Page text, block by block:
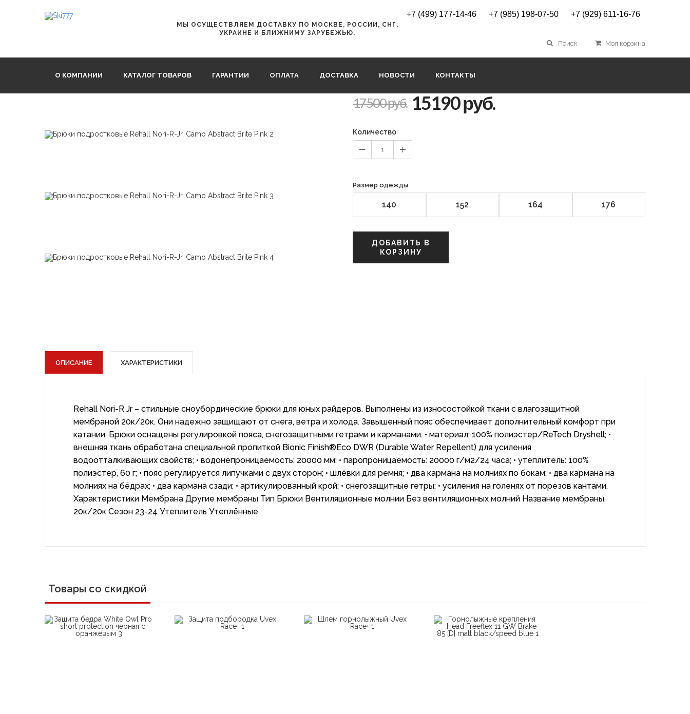
МЫ ОСУЩЕСТВЛЯЕМ ДОСТАВКУ ПО МОСКВЕ, РОССИИ, СНГ,
УКРАИНЕ И БЛИЖНИМУ ЗАРУБЕЖЬЮ.
+7 (499) 177-14-46 +7 (985) 198-07-50 +7 (929) 611-16-76
Поиск Моя корзина
О КОМПАНИИ КАТАЛОГ ТОВАРОВ ГАРАНТИИ ОПЛАТА ДОСТАВКА НОВОСТИ КОНТАКТЫ
Брюки подростковые Rehall Nori-R-Jr.
Camo Abstract Brite Pink
60468_9015
17500 руб. 15190 руб.
Количество
1
Размер одежды
140 152 164 176
ДОБАВИТЬ В
КОРЗИНУ
ОПИСАНИЕ ХАРАКТЕРИСТИКИ
Rehall Nori-R Jr – стильные сноубордические брюки для юных райдеров. Выполнены из износостойкой ткани с влагозащитной
мембраной 20к/20к. Они надежно защищают от снега, ветра и холода. Завышенный пояс обеспечивает дополнительный комфорт при
катании. Брюки оснащены регулировкой пояса, снегозащитными гетрами и карманами. • материал: 100% полиэстер/ReTech Dryshell; •
внешняя ткань обработана специальной пропиткой Bionic Finish®Eco DWR (Durable Water Repellent) для усиления
водоотталкивающих свойств; • водонепроницаемость: 20000 мм; • паропроницаемость: 20000 г/м2/24 часа; • утеплитель: 100%
полиэстер, 60 г; • пояс регулируется липучками с двух сторон; • шлёвки для ремня; • два кармана на молниях по бокам; • два кармана на
молниях на бёдрах; • два кармана сзади; • артикулированный крой; • снегозащитные гетры; • усиления на голенях от порезов кантами.
Характеристики Мембрана Другие мембраны Тип Брюки Вентиляционные молнии Без вентиляционных молний Название мембраны
20к/20к Сезон 23-24 Утеплитель Утеплённые
Товары со скидкой